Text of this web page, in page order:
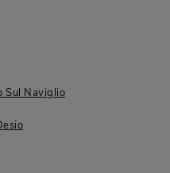
Sul Naviglio